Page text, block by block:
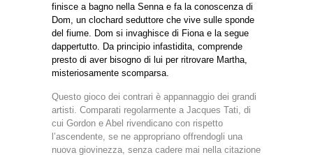
finisce a bagno nella Senna e fa la conoscenza di
Dom, un clochard seduttore che vive sulle sponde
del fiume. Dom si invaghisce di Fiona e la segue
dappertutto. Da principio infastidita, comprende
presto di aver bisogno di lui per ritrovare Martha,
misteriosamente scomparsa.
Questo gioco dei contrari è appannaggio dei grandi
artisti. Comparati regolarmente a Jacques Tati, di
cui Gordon e Abel rivendicano con rispetto
l’ascendente, se ne appropriano offrendogli una
nuova giovinezza, senza cadere mai nella citazione